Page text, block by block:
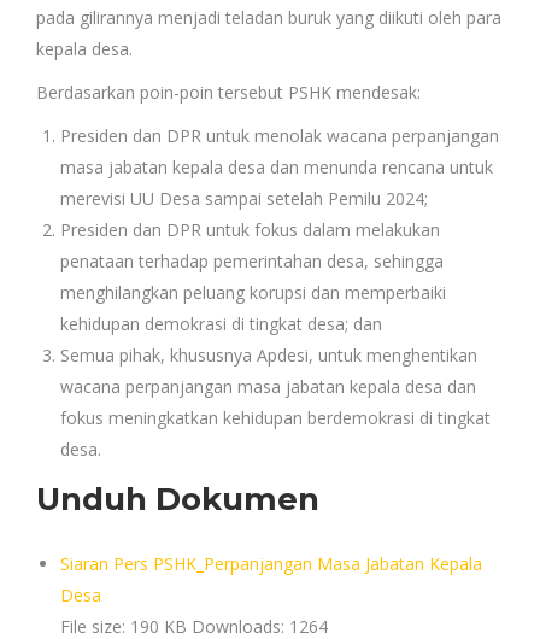
pada gilirannya menjadi teladan buruk yang diikuti oleh para
kepala desa.
Berdasarkan poin-poin tersebut PSHK mendesak:
Presiden dan DPR untuk menolak wacana perpanjangan
masa jabatan kepala desa dan menunda rencana untuk
merevisi UU Desa sampai setelah Pemilu 2024;
Presiden dan DPR untuk fokus dalam melakukan
penataan terhadap pemerintahan desa, sehingga
menghilangkan peluang korupsi dan memperbaiki
kehidupan demokrasi di tingkat desa; dan
Semua pihak, khususnya Apdesi, untuk menghentikan
wacana perpanjangan masa jabatan kepala desa dan
fokus meningkatkan kehidupan berdemokrasi di tingkat
desa.
Unduh Dokumen
Siaran Pers PSHK_Perpanjangan Masa Jabatan Kepala
Desa
File size: 190 KB Downloads: 1264